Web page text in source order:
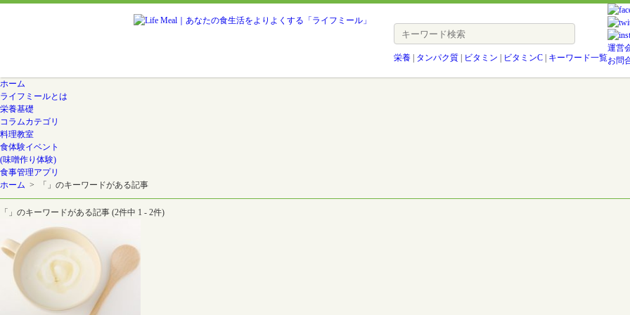
栄養| タンパク質| ビタミン ビタミンC| キーワード一覧
運営
お問
ホーム
ライフミールとは
栄養基礎
コラムカテゴリ
料理教室
食体験イベント
(味噌作り体験)
食事管理アプリ
ホーム > 「」のキーワードがある記事
「」のキーワードがある記事 (2件中 1 - 2件)